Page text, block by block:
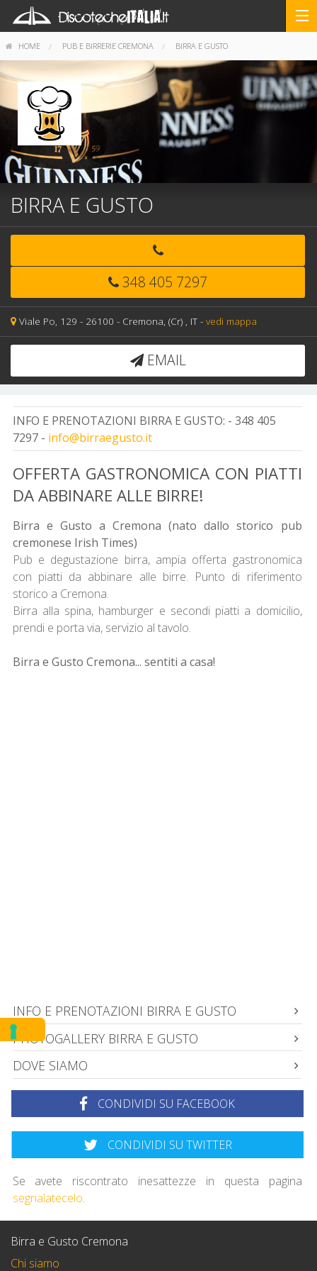
HOME PUB E BIRRERIE CREMONA BIRRA E GUSTO
BIRRA E GUSTO
348 405 7297
Viale Po, 129 - 26100 - Cremona, (Cr) , IT - vedi mappa
EMAIL
INFO E PRENOTAZIONI BIRRA E GUSTO:
7297 - info@birraegusto.it
OFFERTA GASTRONOMICA CON PIATTI
DA ABBINARE ALLE BIRRE!
Birra e Gusto a Cremona (nato dallo storico pub
cremonese Irish Times)
Pub e degustazione birra, ampia offerta gastronomica
con piatti da abbinare alle birre. Punto di riferimento
storico a Cremona.
Birra alla spina, hamburger e secondi piatti a domicilio,
prendi e porta via, servizio al tavolo.
Birra e Gusto Cremona... sentiti a casa!
INFO E PRENOTAZIONI BIRRA E GUSTO
PHOTOGALLERY BIRRA E GUSTO
DOVE SIAMO
CONDIVIDI SU FACEBOOK
CONDIVIDI SU TWITTER
Se avete riscontrato inesattezze in questa pagina
segnalatecelo.
Birra e Gusto Cremona
Chi siamo